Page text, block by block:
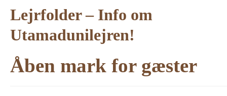
Lejrfolder – Info om
Utamadunilejren!
Åben mark for gæster